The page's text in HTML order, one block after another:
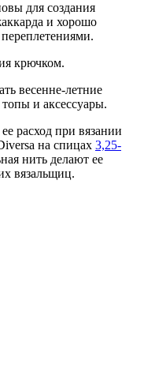
для создания
и хорошо
крючком.
весенне-летние
и аксессуары.
расход при вязании
на спицах 3,25-
нить делают ее
вязальщиц.